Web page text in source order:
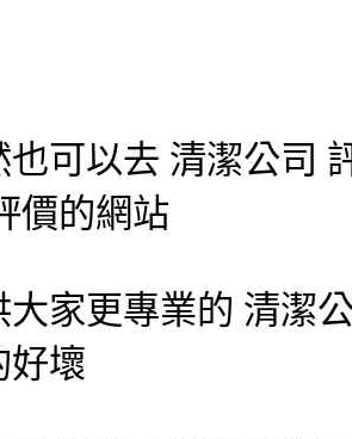
也可以去 清潔公司
價的網站
大家更專業的 清潔
好壞